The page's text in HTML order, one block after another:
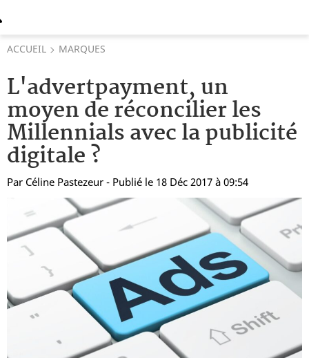
ACCUEIL MARQUES
L'advertpayment, un
moyen de réconcilier les
Millennials avec la publicité
digitale ?
Par Céline Pastezeur - Publié le 18 Déc 2017 à 09:54